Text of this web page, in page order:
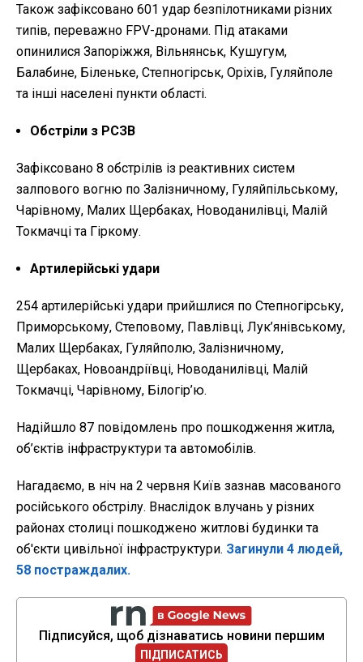
Також зафіксовано 601 удар безпілотниками різних
типів, переважно FPV-дронами. Під атаками
опинилися Запоріжжя, Вільнянськ, Кушугум,
Балабине, Біленьке, Степногірськ, Оріхів, Гуляйполе
та інші населені пункти області.
Обстріли з РСЗВ
Зафіксовано 8 обстрілів із реактивних систем
залпового вогню по Залізничному, Гуляйпільському,
Чарівному, Малих Щербаках, Новоданилівці, Малій
Токмачці та Гіркому.
Артилерійські удари
254 артилерійські удари прийшлися по Степногірську,
Приморському, Степовому, Павлівці, Лук’янівському,
Малих Щербаках, Гуляйполю, Залізничному,
Щербаках, Новоандріївці, Новоданилівці, Малій
Токмачці, Чарівному, Білогір’ю.
Надійшло 87 повідомлень про пошкодження житла,
об’єктів інфраструктури та автомобілів.
Нагадаємо, в ніч на 2 червня Київ зазнав масованого
російського обстрілу. Внаслідок влучань у різних
районах столиці пошкоджено житлові будинки та
об'єкти цивільної інфраструктури. Загинули 4 людей,
58 постраждалих.
Підписуйся, щоб дізнаватись новини першим
ПІДПИСАТИСЬ